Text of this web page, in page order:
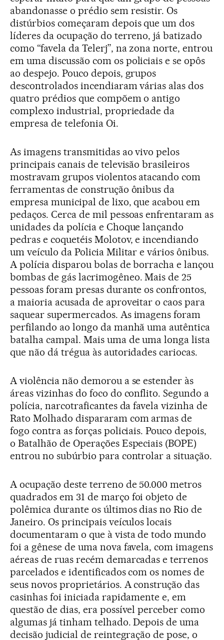
abandonasse o prédio sem resistir. Os
distúrbios começaram depois que um dos
líderes da ocupação do terreno, já batizado
como “favela da Telerj”, na zona norte, entrou
em uma discussão com os policiais e se opôs
ao despejo. Pouco depois, grupos
descontrolados incendiaram várias alas dos
quatro prédios que compõem o antigo
complexo industrial, propriedade da
empresa de telefonia Oi.
As imagens transmitidas ao vivo pelos
principais canais de televisão brasileiros
mostravam grupos violentos atacando com
ferramentas de construção ônibus da
empresa municipal de lixo, que acabou em
pedaços. Cerca de mil pessoas enfrentaram as
unidades da polícia e Choque lançando
pedras e coquetéis Molotov, e incendiando
um veículo da Policia Militar e vários ônibus.
A polícia disparou bolas de borracha e lançou
bombas de gás lacrimogêneo. Mais de 25
pessoas foram presas durante os confrontos,
a maioria acusada de aproveitar o caos para
saquear supermercados. As imagens foram
perfilando ao longo da manhã uma autêntica
batalha campal. Mais uma de uma longa lista
que não dá trégua às autoridades cariocas.
A violência não demorou a se estender às
áreas vizinhas do foco do conflito. Segundo a
polícia, narcotraficantes da favela vizinha de
Rato Molhado dispararam com armas de
fogo contra as forças policiais. Pouco depois,
o Batalhão de Operações Especiais (BOPE)
entrou no subúrbio para controlar a situação.
A ocupação deste terreno de 50.000 metros
quadrados em 31 de março foi objeto de
polêmica durante os últimos dias no Rio de
Janeiro. Os principais veículos locais
documentaram o que à vista de todo mundo
foi a gênese de uma nova favela, com imagens
aéreas de ruas recém demarcadas e terrenos
parcelados e identificados com os nomes de
seus novos proprietários. A construção das
casinhas foi iniciada rapidamente e, em
questão de dias, era possível perceber como
algumas já tinham telhado. Depois de uma
decisão judicial de reintegração de pose, o